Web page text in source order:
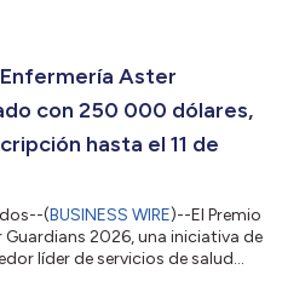
Aster
con 250 000 dólares,
hasta el 11 de
(BUSINESS WIRE)--El Premio
Guardians 2026, una iniciativa de
líder de servicios de salud